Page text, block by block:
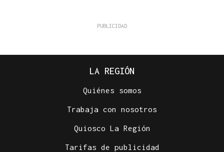
LA REGIÓN
Quiénes somos
Trabaja con nosotros
Quiosco La Región
Tarifas de publicidad